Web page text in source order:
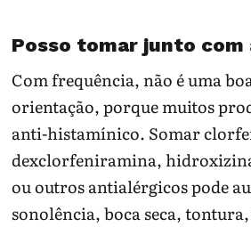
Posso tomar junto com
Com frequência, não é uma
orientação, porque muitos
anti-histamínico. Somar
dexclorfeniramina,
ou outros antialérgicos pode
sonolência, boca seca,